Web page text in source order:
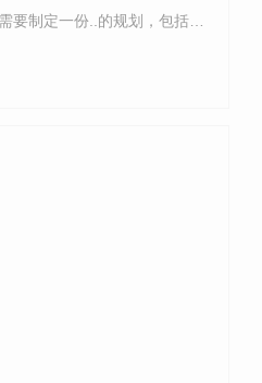
要制定一份..的规划，包括用